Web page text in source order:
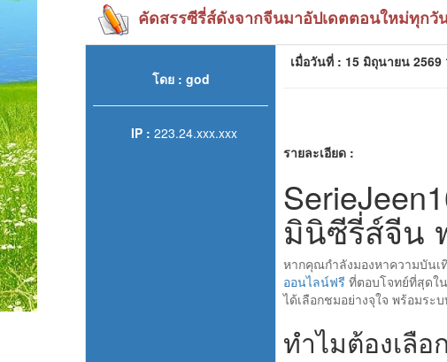
คัดสรรซีรี่ส์ดังจากจีนมาอัปเดตตอนใหม่ทุกวั
โดย : god
IP : 223.24.xxx.xxx
เมื่อวันที่ : 15 มิถุนายน 2569
รายละเอียด :
มินิซีรี่ส์จีน
หากคุณกำลังมองหาความบันเ
ออนไลน์ฟรี ที่ตอบโจทย์ที่สุดใ
ได้เลือกชมอย่างจุใจ พร้อมร
ทำไมต้องเลื